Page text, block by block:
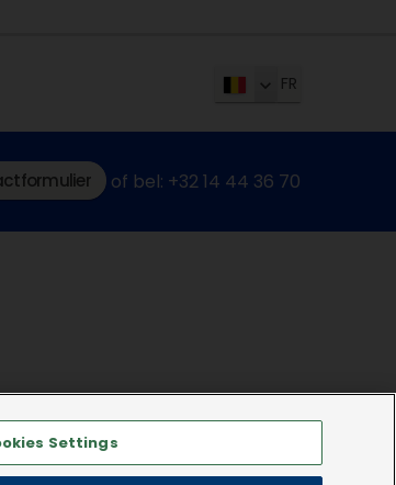
FR
of bel: +32 14 44 36 70
Settings